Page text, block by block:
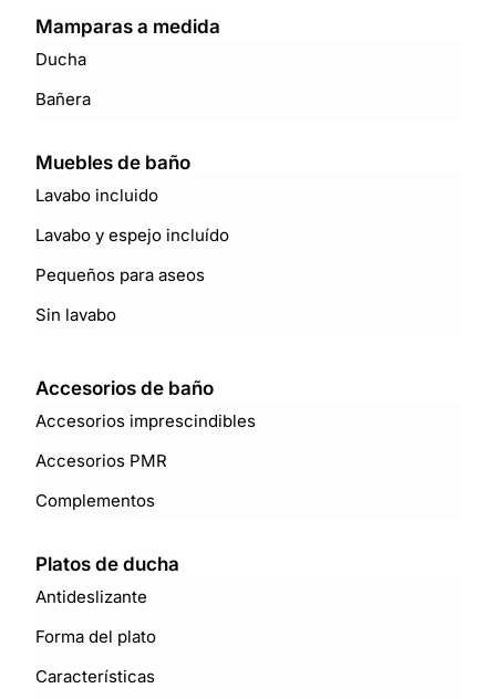
Mamparas a medida
Ducha
Bañera
Muebles de baño
Lavabo incluido
Lavabo y espejo incluído
Pequeños para aseos
Sin lavabo
Accesorios de baño
Accesorios imprescindibles
Accesorios PMR
Complementos
Platos de ducha
Antideslizante
Forma del plato
Características